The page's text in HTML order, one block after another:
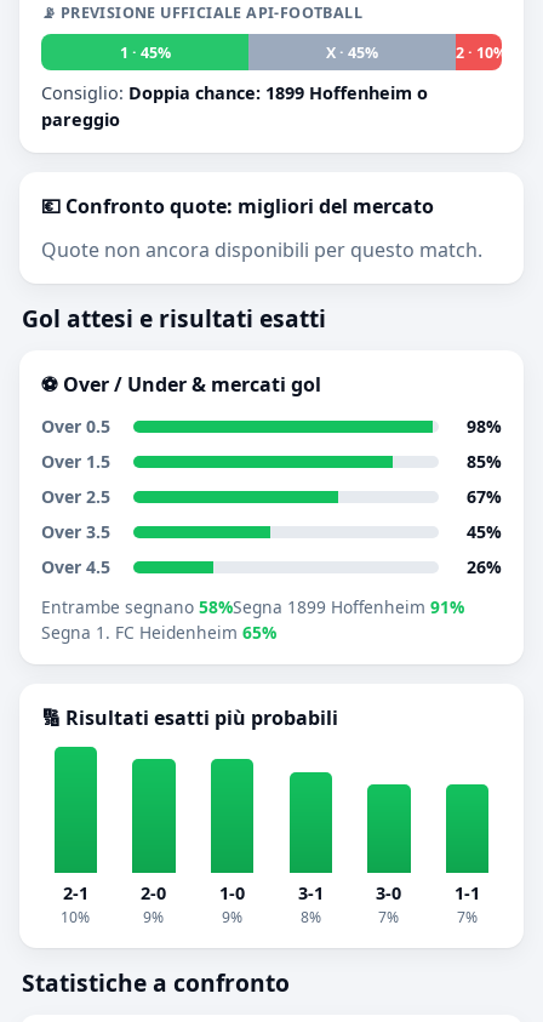
📡 PREVISIONE UFFICIALE API-FOOTBALL
1 · 45%
X · 45% 2 · 10%
Consiglio: Doppia chance: 1899 Hoffenheim o
pareggio
💶 Confronto quote: migliori del mercato
Quote non ancora disponibili per questo match.
Gol attesi e risultati esatti
⚽ Over / Under & mercati gol
Over 0.5
98%
Over 1.5
85%
Over 2.5
67%
Over 3.5
45%
Over 4.5
26%
Entrambe segnano 58%Segna 1899 Hoffenheim 91%
Segna 1. FC Heidenheim 65%
🔢 Risultati esatti più probabili
2-1
10%
2-0
9%
1-0
9%
3-1
8%
3-0
7%
1-1
7%
Statistiche a confronto